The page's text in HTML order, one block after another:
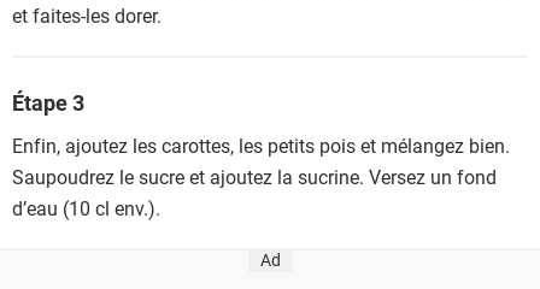
et faites-les dorer.
Étape 3
Enfin, ajoutez les carottes, les petits pois et mélangez bien.
Saupoudrez le sucre et ajoutez la sucrine. Versez un fond
d’eau (10 cl env.).
Ad